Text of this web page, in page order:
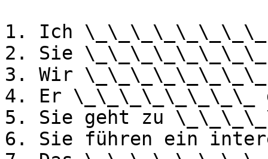
1. Ich \_\_\_\_\_\_\_\_
2. Sie \_\_\_\_\_\_\_\_
3. Wir
4. Er \_\_\_\_\_\_\_\_
5. Sie geht zu
6. Sie führen ein